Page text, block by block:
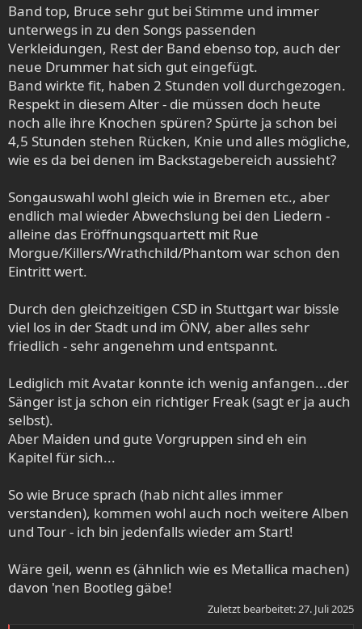
Band top, Bruce sehr gut bei Stimme und immer
unterwegs in zu den Songs passenden
Verkleidungen, Rest der Band ebenso top, auch der
neue Drummer hat sich gut eingefügt.
Band wirkte fit, haben 2 Stunden voll durchgezogen.
Respekt in diesem Alter - die müssen doch heute
noch alle ihre Knochen spüren? Spürte ja schon bei
4,5 Stunden stehen Rücken, Knie und alles mögliche,
wie es da bei denen im Backstagebereich aussieht?
Songauswahl wohl gleich wie in Bremen etc., aber
endlich mal wieder Abwechslung bei den Liedern -
alleine das Eröffnungsquartett mit Rue
Morgue/Killers/Wrathchild/Phantom war schon den
Eintritt wert.
Durch den gleichzeitigen CSD in Stuttgart war bissle
viel los in der Stadt und im ÖNV, aber alles sehr
friedlich - sehr angenehm und entspannt.
Lediglich mit Avatar konnte ich wenig anfangen...der
Sänger ist ja schon ein richtiger Freak (sagt er ja auch
selbst).
Aber Maiden und gute Vorgruppen sind eh ein
Kapitel für sich...
So wie Bruce sprach (hab nicht alles immer
verstanden), kommen wohl auch noch weitere Alben
und Tour - ich bin jedenfalls wieder am Start!
Wäre geil, wenn es (ähnlich wie es Metallica machen)
davon 'nen Bootleg gäbe!
Zuletzt bearbeitet:27. Juli 2025